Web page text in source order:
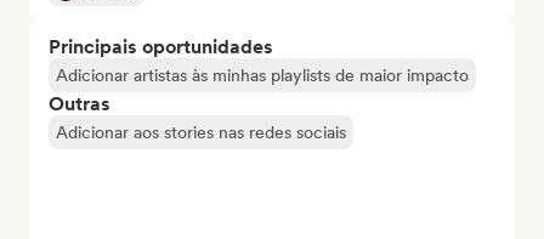
Principais oportunidades
Adicionar artistas às minhas playlists de maior impacto
Outras
Adicionar aos stories nas redes sociais